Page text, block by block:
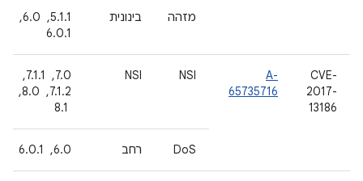
מזהה בינונית
5.1.1, ‏ 6.0, ‏
6.0.1
CVE-
2017-
13186
A-
65735716
NSI
NSI
7.0, ‏ 7.1.1, ‏
7.1.2, ‏ 8.0,
DoS רחב 6.0, ‏ 6.0.1